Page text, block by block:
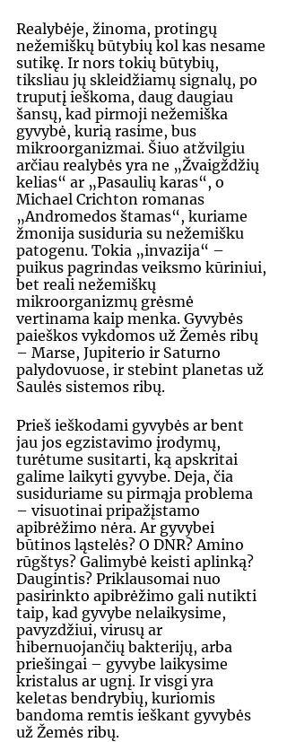
Realybėje, žinoma, protingų
nežemiškų būtybių kol kas nesame
sutikę. Ir nors tokių būtybių,
tiksliau jų skleidžiamų signalų, po
truputį ieškoma, daug daugiau
šansų, kad pirmoji nežemiška
gyvybė, kurią rasime, bus
mikroorganizmai. Šiuo atžvilgiu
arčiau realybės yra ne „Žvaigždžių
kelias“ ar „Pasaulių karas“, o
Michael Crichton romanas
„Andromedos štamas“, kuriame
žmonija susiduria su nežemišku
patogenu. Tokia „invazija“ –
puikus pagrindas veiksmo kūriniui,
bet reali nežemiškų
mikroorganizmų grėsmė
vertinama kaip menka. Gyvybės
paieškos vykdomos už Žemės ribų
– Marse, Jupiterio ir Saturno
palydovuose, ir stebint planetas už
Saulės sistemos ribų.
Prieš ieškodami gyvybės ar bent
jau jos egzistavimo įrodymų,
turėtume susitarti, ką apskritai
galime laikyti gyvybe. Deja, čia
susiduriame su pirmąja problema
– visuotinai pripažįstamo
apibrėžimo nėra. Ar gyvybei
būtinos ląstelės? O DNR? Amino
rūgštys? Galimybė keisti aplinką?
Daugintis? Priklausomai nuo
pasirinkto apibrėžimo gali nutikti
taip, kad gyvybe nelaikysime,
pavyzdžiui, virusų ar
hibernuojančių bakterijų, arba
priešingai – gyvybe laikysime
kristalus ar ugnį. Ir visgi yra
keletas bendrybių, kuriomis
bandoma remtis ieškant gyvybės
už Žemės ribų.